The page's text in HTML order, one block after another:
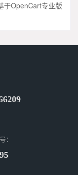
于OpenCart专业版
：